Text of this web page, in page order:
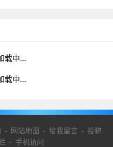
载中...
载中...
- 网站地图 - 给我留言 - 投稿
- 手机访问